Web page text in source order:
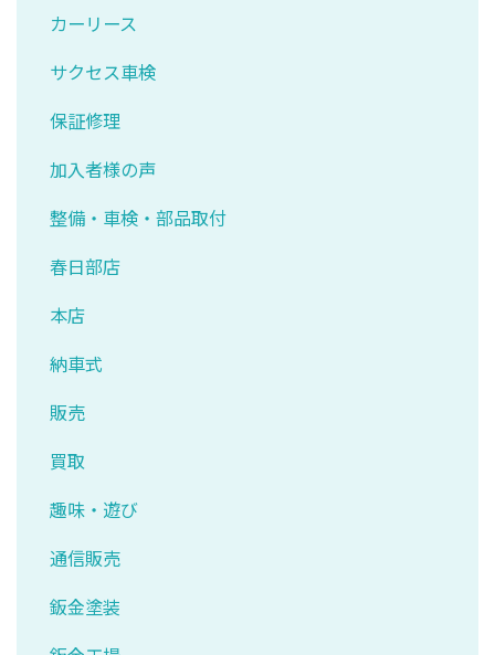
カーリース
サクセス車検
保証修理
加入者様の声
整備・車検・部品取付
春日部店
本店
納車式
販売
買取
趣味・遊び
通信販売
鈑金塗装